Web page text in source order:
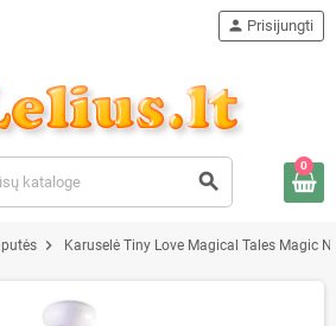
search
person Prisijungti
0
chevron_right Karuselė Tiny Love Magical Tales Magic